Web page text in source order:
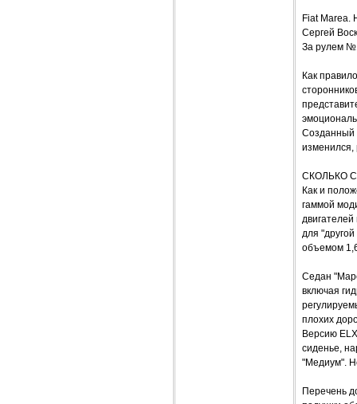
Fiat
Сергей
За рулем
Как
Созданный
изменился,
СКОЛЬКО
Как и
гаммой
для
объемом
Седан
включая
плохих
Версию
сиденье,
"Медиум".
Перечень